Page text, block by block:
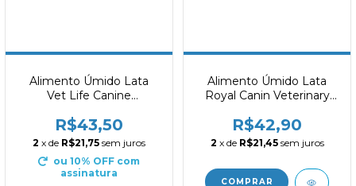
Alimento Úmido Lata
Vet Life Canine
R$43,50
2 x de R$21,75 sem juros
ou 10% OFF com
assinatura
Alimento Úmido Lata
Royal Canin Veterinary
R$42,90
2 x de R$21,45 sem juros